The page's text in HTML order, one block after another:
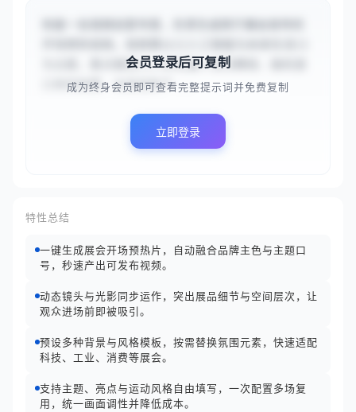
为主题，重点展现{{人形机器人现场舞蹈、脑机接
口体验装置、全息投影产...
会员登录后可复制
成为终身会员即可查看完整提示词并免费复制
立即登录
特性总结
一键生成展会开场预热片，自动融合品牌主色与主题口
号，秒速产出可发布视频。
动态镜头与光影同步运作，突出展品细节与空间层次，让
观众进场前即被吸引。
预设多种背景与风格模板，按需替换氛围元素，快速适配
科技、工业、消费等展会。
支持主题、亮点与运动风格自由填写，一次配置多场复
用，统一画面调性并降低成本。